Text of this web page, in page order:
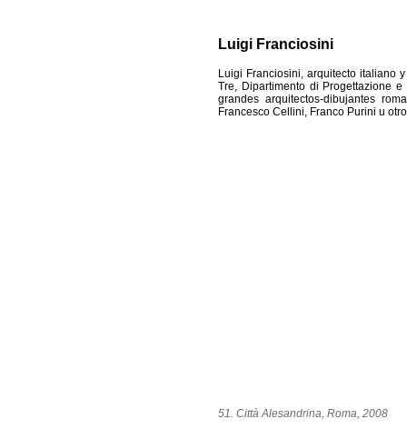
Luigi Franciosini
Luigi Franciosini, arquitecto italiano
Tre, Dipartimento di Progettazione
grandes arquitectos-dibujantes
Francesco Cellini, Franco Purini u
51. Città Alesandrina, Roma, 2008